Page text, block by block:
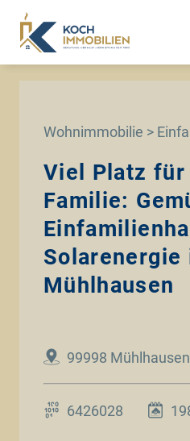
Wohnimmobilie >
Viel Platz für
Familie:
Solarenergie
Mühlhausen
99998
6426028